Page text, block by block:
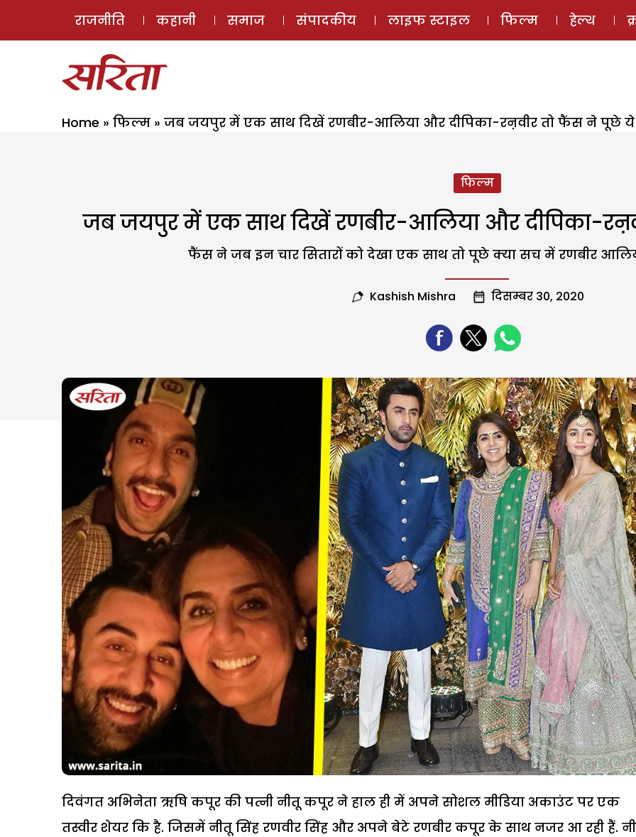
ई-मैगज़ीन
राजनीति कहानी समाज संपादकीय लाइफ स्टाइल फिल्म हेल्थ
Home » फिल्म » जब जयपुर में एक साथ दिखें रणबीर-आलिया और दीपिका-रऩवीर तो फैंस ने पूछे
फिल्म
जब जयपुर में एक साथ दिखें रणबीर-आलिया और दीपिका-
फैंस ने जब इन चार सितारों को देखा एक साथ तो पूछे क्या सच में रणबीर
Kashish Mishra दिसम्बर 30, 2020
दिवंगत अभिनेता ऋषि कपूर की पत्नी नीतू कपूर ने हाल ही में अपने सोशल मीडिया अकाउंट पर एक
तस्वीर शेयर कि है. जिसमें नीतू सिंह रणवीर सिंह और अपने बेटे रणबीर कपूर के साथ नजर आ रही हैं.